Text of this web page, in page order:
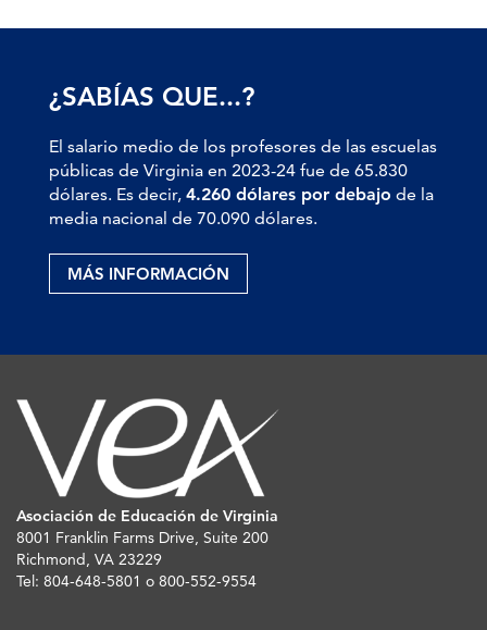
¿SABÍAS QUE...?
El salario medio de los profesores de las escuelas
públicas de Virginia en 2023-24 fue de 65.830
dólares. Es decir, 4.260 dólares por debajo de la
media nacional de 70.090 dólares.
MÁS INFORMACIÓN
Asociación de Educación de Virginia
8001 Franklin Farms Drive, Suite 200
Richmond, VA 23229
Tel: 804-648-5801 o 800-552-9554